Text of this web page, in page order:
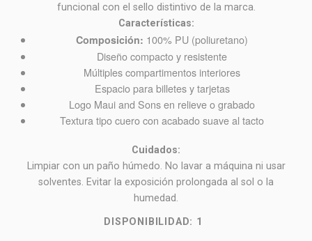
funcional con el sello distintivo de la marca.
Características:
Composición: 100% PU (poliuretano)
Diseño compacto y resistente
Múltiples compartimentos interiores
Espacio para billetes y tarjetas
Logo Maui and Sons en relieve o grabado
Textura tipo cuero con acabado suave al tacto
Cuidados:
Limpiar con un paño húmedo. No lavar a máquina ni usar
solventes. Evitar la exposición prolongada al sol o la
humedad.
DISPONIBILIDAD: 1